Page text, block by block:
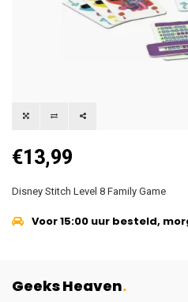
€13,99
Disney Stitch Level 8 Family Game
Voor 15:00 uur besteld,
Geeks Heaven.